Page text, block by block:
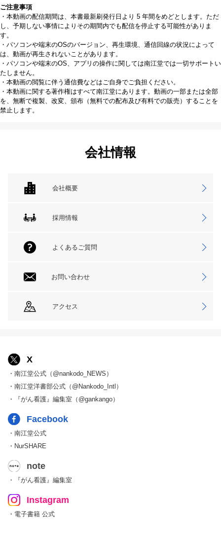
ご注意事項
・本動画の配信期間は、本書最新刷発行日より 5 年間をめどとします。ただ
し、予期しない事情によりその期間内でも配信を停止する可能性がありま
す。
・パソコンや端末のOSのバージョン、再生環境、通信回線の状況によって
は、動画が再生されないことがあります。
・パソコンや端末のOS、アプリの操作に関しては南江堂では一切サポートい
たしません。
・本動画の閲覧に伴う通信費などはご自身でご負担ください。
・本動画に関する著作権はすべて南江堂にあります。動画の一部または全部
を、無断で複製、改変、頒布（無料での配布及び有料での販売）することを
禁止します。
会社情報
会社概要
採用情報
よくあるご質問
お問い合わせ
アクセス
X
・南江堂公式（@nankodo_NEWS）
・南江堂洋書部公式（@Nankodo_Intl）
・『がん看護』編集室（@gankango）
Facebook
・南江堂公式
・NurSHARE
note
・『がん看護』編集室
Instagram
・電子書籍 公式